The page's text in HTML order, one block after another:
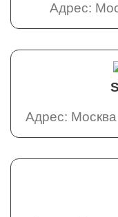
Адрес:
Адрес: